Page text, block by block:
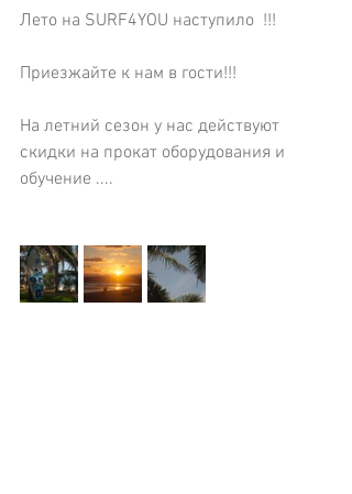
Лето на SURF4YOU наступило  !!!
Приезжайте к нам в гости!!!
На летний сезон у нас действуют
скидки на прокат оборудования и
обучение ....